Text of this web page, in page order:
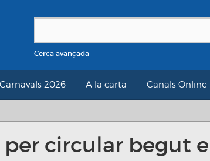
Cerca avançada
Carnavals 2026 A la carta Canals Online
circular begut